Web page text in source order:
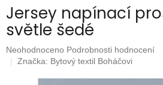
Jersey napínací
světle šedé
Průměrné
hodnocení
Neohodnoceno Podrobnosti hodnocení
Značka: Bytový textil Boháčovi